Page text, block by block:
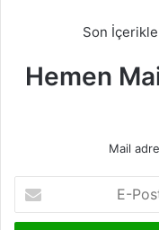
Son
Hemen
Mail
Posta
adresinizi